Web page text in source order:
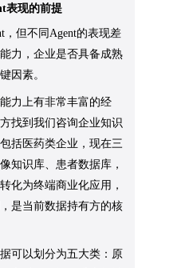
表现的前提
，但不同Agent的表现差
力，企业是否具备成熟
因素。
力上有非常丰富的经
找到我们咨询企业知识
括医药类企业，现在三
知识库、患者数据库，
化为终端商业化应用，
是当前数据持有方的核
可以划分为五大类：原